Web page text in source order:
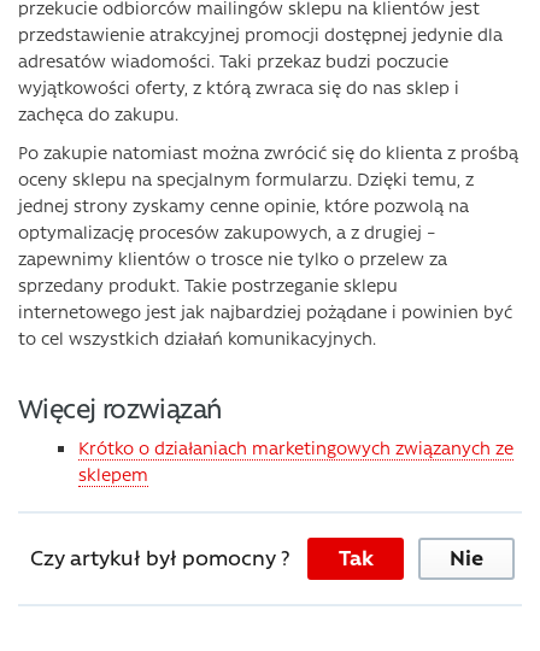
przekucie odbiorców mailingów sklepu na klientów jest
przedstawienie atrakcyjnej promocji dostępnej jedynie dla
adresatów wiadomości. Taki przekaz budzi poczucie
wyjątkowości oferty, z którą zwraca się do nas sklep i
zachęca do zakupu.
Po zakupie natomiast można zwrócić się do klienta z prośbą
oceny sklepu na specjalnym formularzu. Dzięki temu, z
jednej strony zyskamy cenne opinie, które pozwolą na
optymalizację procesów zakupowych, a z drugiej –
zapewnimy klientów o trosce nie tylko o przelew za
sprzedany produkt. Takie postrzeganie sklepu
internetowego jest jak najbardziej pożądane i powinien być
to cel wszystkich działań komunikacyjnych.
Więcej rozwiązań
Krótko o działaniach marketingowych związanych ze
sklepem
Czy artykuł był pomocny ? Tak Nie